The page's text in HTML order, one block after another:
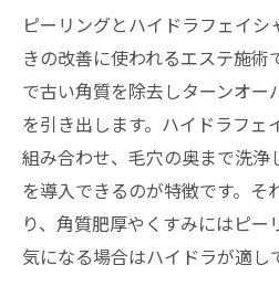
ピーリングとハイドラフェイ
きの改善に使われるエステ施術
で古い角質を除去しターンオ
を引き出します。ハイドラフェ
組み合わせ、毛穴の奥まで洗
を導入できるのが特徴です。そ
り、角質肥厚やくすみにはピー
気になる場合はハイドラが適し